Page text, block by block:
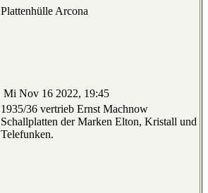
Plattenhülle Arcona
Mi Nov 16 2022, 19:45
1935/36 vertrieb Ernst Machnow
Schallplatten der Marken Elton, Kristall und
Telefunken.